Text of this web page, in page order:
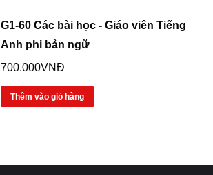
G1-60 Các bài học - Giáo viên Tiếng
Anh phi bản ngữ
700.000VNĐ
Thêm vào giỏ hàng